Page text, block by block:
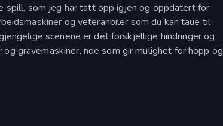
som jeg har tatt opp igjen og oppdatert for
og veteranbiler som du kan taue til
scenene er det forskjellige hindringer og
gravemaskiner, noe som gir mulighet for hopp og